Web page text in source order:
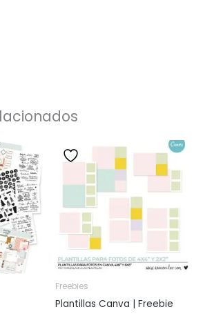
Freebies
Plantillas Canva | Freebie